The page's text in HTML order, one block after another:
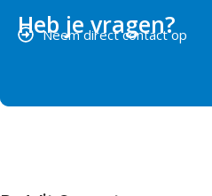
Heb je vragen?
Neem direct contact op